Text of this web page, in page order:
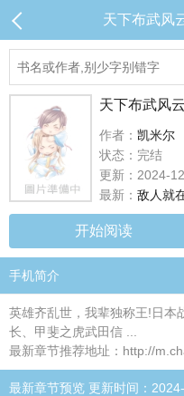
天下布武风
天下布武风
作者： 凯米尔
状态：完结
更新：2024-
最新： 敌人就
开始阅读
手机简介
英雄齐乱世，我辈独称王!日本
长、甲斐之虎武田信 ...
最新章节推荐地址：http://
最新章节预览 更新时间：